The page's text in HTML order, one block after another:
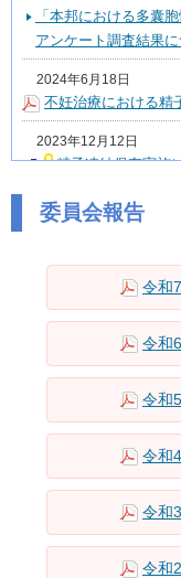
「本邦における多囊
アンケート調査結果
2024年6月18日
不妊治療における精
2023年12月12日
精子凍結保存実施
2023年12月4日
多囊胞性卵巣症候群
委員会報告
令和
令和
令和
令和
令和
令和